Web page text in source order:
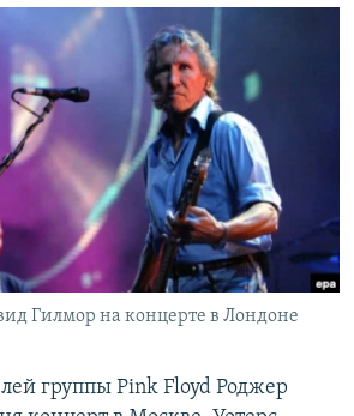
РАССЫЛКУ
Гилмор на концерте в Лондоне
группы Pink Floyd Роджер